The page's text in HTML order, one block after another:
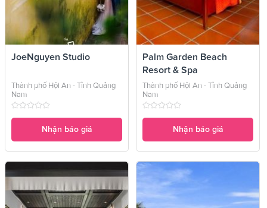
JoeNguyen Studio
Thành phố Hội An - Tỉnh Quảng
Nam
Nhận báo giá
Palm Garden Beach
Resort & Spa
Thành phố Hội An - Tỉnh Quảng
Nam
Nhận báo giá